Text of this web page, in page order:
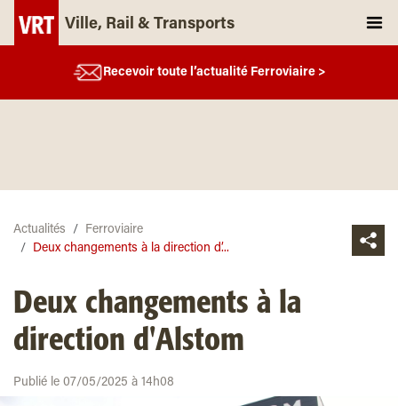
Ville, Rail & Transports
Recevoir toute l’actualité Ferroviaire >
Actualités
Ferroviaire
Deux changements à la direction d’...
Deux changements à la
direction d'Alstom
Publié le 07/05/2025 à 14h08